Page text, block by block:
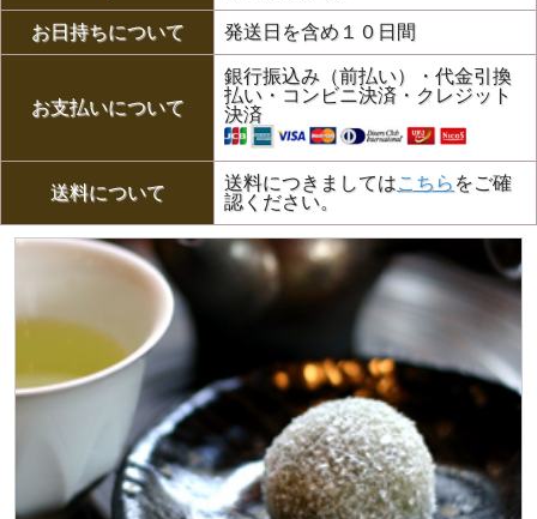
お日持ちについて 発送日を含め１０日間
お支払いについて
銀行振込み（前払い）・代金引換
払い・コンビニ決済・クレジット
決済
送料について 送料につきましてはこちら をご確
認ください。